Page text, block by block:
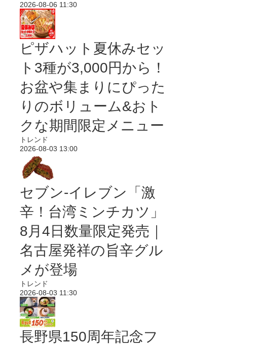
2026-08-06 11:30
ピザハット夏休みセッ
ト3種が3,000円から！
お盆や集まりにぴった
りのボリューム&おト
クな期間限定メニュー
トレンド
2026-08-03 13:00
セブン-イレブン「激
辛！台湾ミンチカツ」
8月4日数量限定発売｜
名古屋発祥の旨辛グル
メが登場
トレンド
2026-08-03 11:30
長野県150周年記念フ